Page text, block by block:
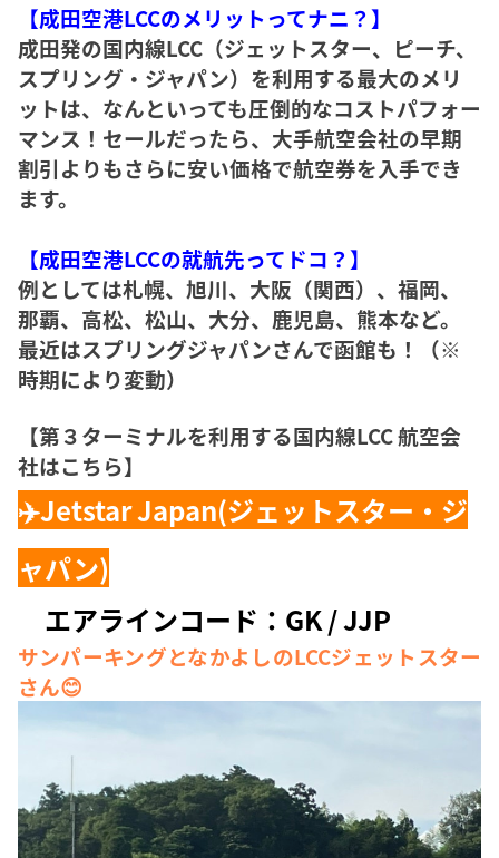
【成田空港LCCのメリットってナニ？】
成田発の国内線LCC（ジェットスター、ピーチ、
スプリング・ジャパン）を利用する最大のメリ
ットは、なんといっても圧倒的なコストパフォー
マンス！セールだったら、大手航空会社の早期
割引よりもさらに安い価格で航空券を入手でき
ます。
【成田空港LCCの就航先ってドコ？】
例としては札幌、旭川、大阪（関西）、福岡、
那覇、高松、松山、大分、鹿児島、熊本など。
最近はスプリングジャパンさんで函館も！（※
時期により変動）
【第３ターミナルを利用する国内線LCC 航空会
社はこちら】
✈️Jetstar Japan(ジェットスター・ジ
ャパン)
エアラインコード：GK / JJP
サンパーキングとなかよしのLCCジェットスター
さん😊